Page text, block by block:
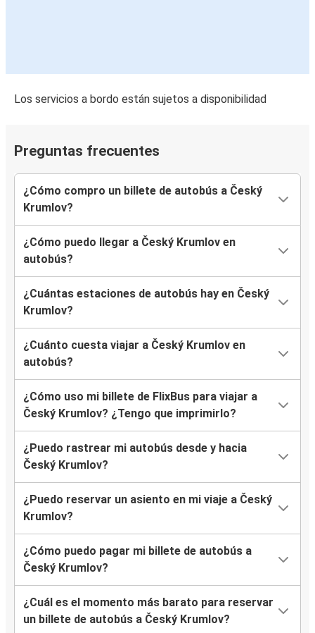
Karlovy Vary
Český Krumlov
Cracovia
Núremberg
Los servicios a bordo están sujetos a disponibilidad
Preguntas frecuentes
¿Cómo compro un billete de autobús a Český
Krumlov?
¿Cómo puedo llegar a Český Krumlov en
autobús?
¿Cuántas estaciones de autobús hay en Český
Krumlov?
¿Cuánto cuesta viajar a Český Krumlov en
autobús?
¿Cómo uso mi billete de FlixBus para viajar a
Český Krumlov? ¿Tengo que imprimirlo?
¿Puedo rastrear mi autobús desde y hacia
Český Krumlov?
¿Puedo reservar un asiento en mi viaje a Český
Krumlov?
¿Cómo puedo pagar mi billete de autobús a
Český Krumlov?
¿Cuál es el momento más barato para reservar
un billete de autobús a Český Krumlov?